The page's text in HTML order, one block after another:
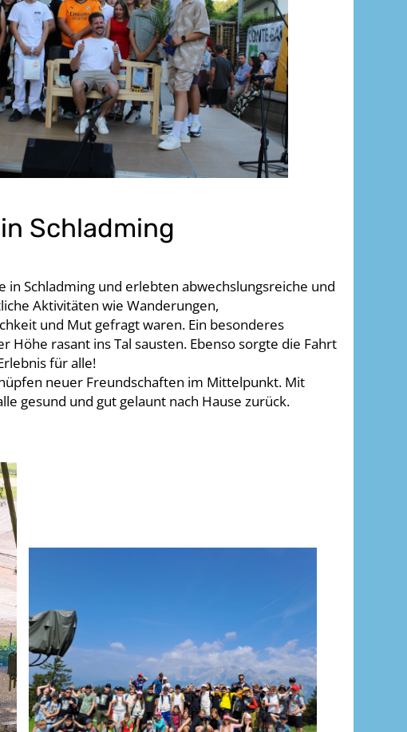
Schladming
Schladming und erlebten abwechslungsreiche und
Aktivitäten wie Wanderungen,
und Mut gefragt waren. Ein besonderes
rasant ins Tal sausten. Ebenso sorgte die Fahrt
für alle!
neuer Freundschaften im Mittelpunkt. Mit
gesund und gut gelaunt nach Hause zurück.